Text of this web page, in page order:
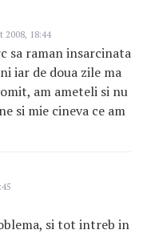
2008, 18:44
sa raman insarcinata
iar de doua zile ma
am ameteli si nu
si mie cineva ce am
si tot intreb in